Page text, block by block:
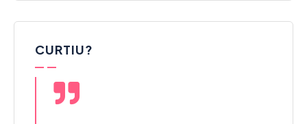
CURTIU?